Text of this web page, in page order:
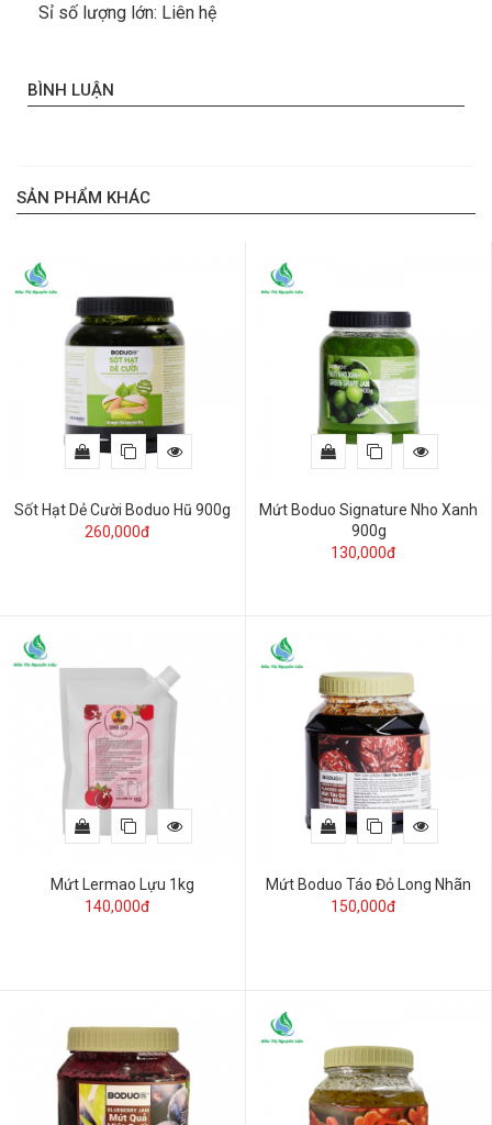
Sỉ số lượng lớn: Liên hệ
BÌNH LUẬN
SẢN PHẨM KHÁC
Sốt Hạt Dẻ Cười Boduo Hũ 900g
260,000đ
Mứt Boduo Signature Nho Xanh
900g
130,000đ
Mứt Lermao Lựu 1kg
140,000đ
Mứt Boduo Táo Đỏ Long Nhãn
150,000đ